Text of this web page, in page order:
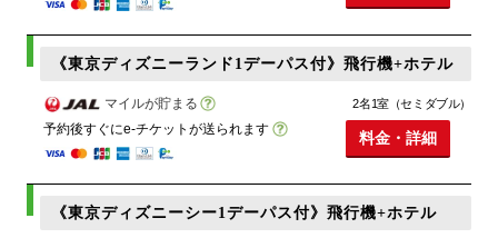
《東京ディズニーランド1デーパス付》飛行機+ホテル
マイルが貯まる
予約後すぐにe-チケットが送られます
2名1室（セミダブル）
料金・詳細
《東京ディズニーシー1デーパス付》飛行機+ホテル